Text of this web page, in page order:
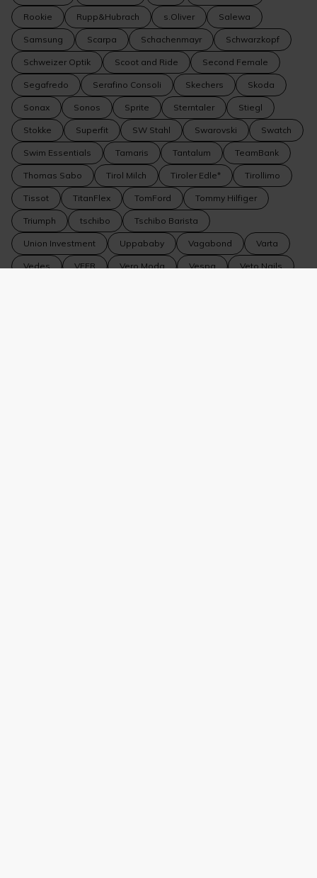
Rookie Rupp&Hubrach s.Oliver Salewa
Samsung Scarpa Schachenmayr Schwarzkopf
Schweizer Optik Scoot and Ride Second Female
Segafredo Serafino Consoli Skechers Skoda
Sonax Sonos Sprite Sterntaler Stiegl
Stokke Superfit SW Stahl Swarovski Swatch
Swim Essentials Tamaris Tantalum TeamBank
Thomas Sabo Tirol Milch Tiroler Edle* Tirollimo
Tissot TitanFlex TomFord Tommy Hilfiger
Triumph tschibo Tschibo Barista
Union Investment Uppababy Vagabond Varta
Vedes VEER Vero Moda Vespa Veto Nails